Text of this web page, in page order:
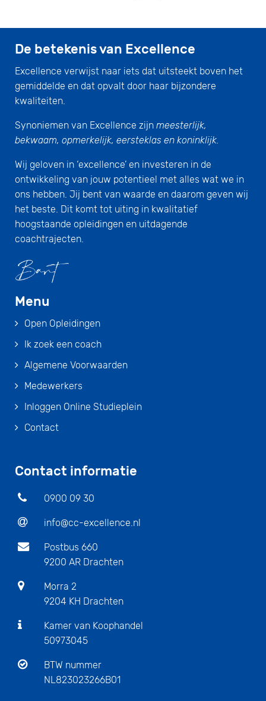
De betekenis van Excellence
Excellence verwijst naar iets dat uitsteekt boven het
gemiddelde en dat opvalt door haar bijzondere
kwaliteiten.
Synoniemen van Excellence zijn meesterlijk,
bekwaam, opmerkelijk, eersteklas en koninklijk.
Wij geloven in ‘excellence’ en investeren in de
ontwikkeling van jouw potentieel met alles wat we in
ons hebben. Jij bent van waarde en daarom geven wij
het beste. Dit komt tot uiting in kwalitatief
hoogstaande opleidingen en uitdagende
coachtrajecten.
Menu
Open Opleidingen
Ik zoek een coach
Algemene Voorwaarden
Medewerkers
Inloggen Online Studieplein
Contact
Contact informatie
0900 09 30
info@cc-excellence.nl
Postbus 660
9200 AR Drachten
Morra 2
9204 KH Drachten
Kamer van Koophandel
50973045
BTW nummer
NL823023266B01